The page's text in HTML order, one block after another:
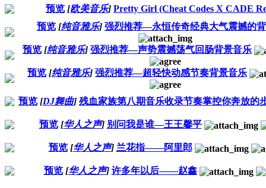
预览 [欧美音乐] Pretty Girl (Cheat Codes X CADE
预览 [纯音雅乐] 强烈推荐—永恒传奇经典大气震撼的
预览 [纯音雅乐] 强烈推荐—声势震撼荡气回肠背景音乐
预览 [纯音雅乐] 强烈推荐—超轻快动感节奏背景音乐
预览 [DJ舞曲] 残血家族第八期音乐收录节奏掌控你奔放的
预览 [华人之声] 别问我是谁—王王馨平
预览 [华人之声] 兰花指——阿里郎
预览 [华人之声] 许多年以后——赵鑫